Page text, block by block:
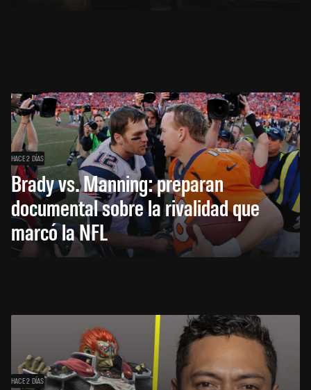
HACE 2 DÍAS
Brady vs. Manning: preparan
documental sobre la rivalidad que
marcó la NFL
HACE 2 DÍAS